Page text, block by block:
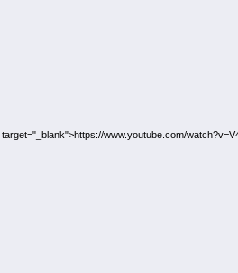
target="_blank">https://www.youtube.com/